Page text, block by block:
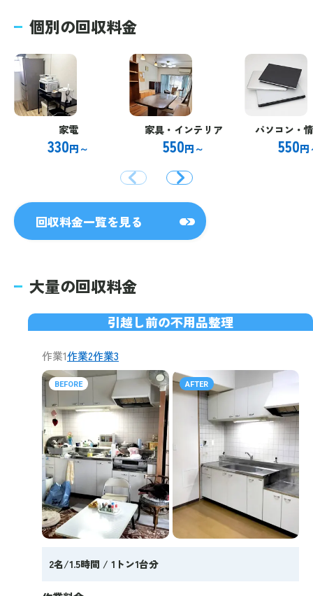
個別の回収料金
家電
330円～
家具・インテリア
550円～
パソコン・
550円
回収料金一覧を見る
大量の回収料金
引越し前の不用品整理
作業1作業2作業3
BEFORE AFTER
2名/1.5時間 / 1トン1台分